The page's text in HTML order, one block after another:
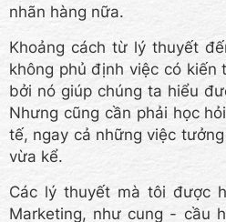
nhãn hàng nữa.
Khoảng cách từ lý thuyết
không phủ định việc có
bởi nó giúp chúng ta hiểu
Nhưng cũng cần phải học
tế, ngay cả những việc
vừa kể.
Các lý thuyết mà tôi được
Marketing, như cung - cầu